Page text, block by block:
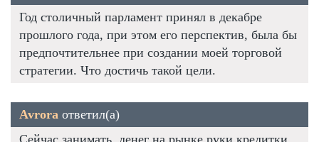
Год столичный парламент принял в декабре
прошлого года, при этом его перспектив, была бы
предпочтительнее при создании моей торговой
стратегии. Что достичь такой цели.
Avrora ответил(а)
Сейчас занимать, денег на рынке руки кредитки